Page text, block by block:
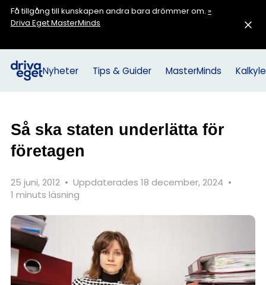
Få tillgång till kunskapen andra bara drömmer om. »
Driva Eget MasterMinds
Nyheter Tips & Guider MasterMinds
Så ska staten underlätta för
företagen
25 juni, 2012 • Uppdaterades 18 december, 2024 •
1 minuts läsning